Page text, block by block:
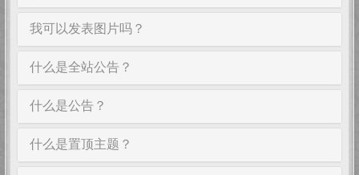
我可以发表图片吗？
什么是全站公告？
什么是公告？
什么是置顶主题？